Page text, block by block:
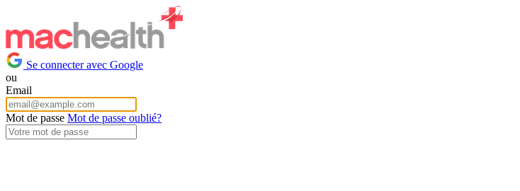
Se connecter avec Google
ou
Email
Mot de passe Mot de passe oublié?